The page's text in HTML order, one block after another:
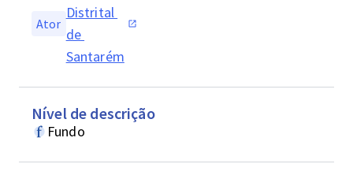
Ator
Distrital
de
Santarém
Nível de descrição
Fundo